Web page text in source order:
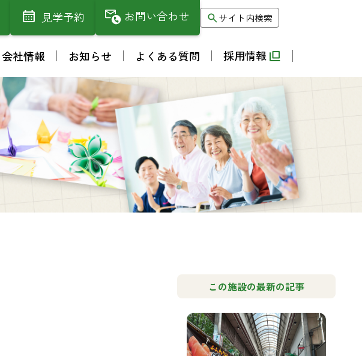
見学予約 お問い合わせ サイト内検索
会社情報 お知らせ よくある質問 採用情報
この施設の最新の記事